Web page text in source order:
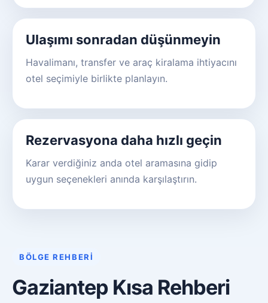
Ulaşımı sonradan düşünmeyin
Havalimanı, transfer ve araç kiralama ihtiyacını
otel seçimiyle birlikte planlayın.
Rezervasyona daha hızlı geçin
Karar verdiğiniz anda otel aramasına gidip
uygun seçenekleri anında karşılaştırın.
BÖLGE REHBERI
Gaziantep Kısa Rehberi